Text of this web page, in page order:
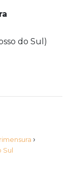
do Sul)
›
Sul